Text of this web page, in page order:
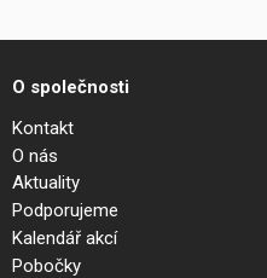
O společnosti
Kontakt
O nás
Aktuality
Podporujeme
Kalendář akcí
Pobočky